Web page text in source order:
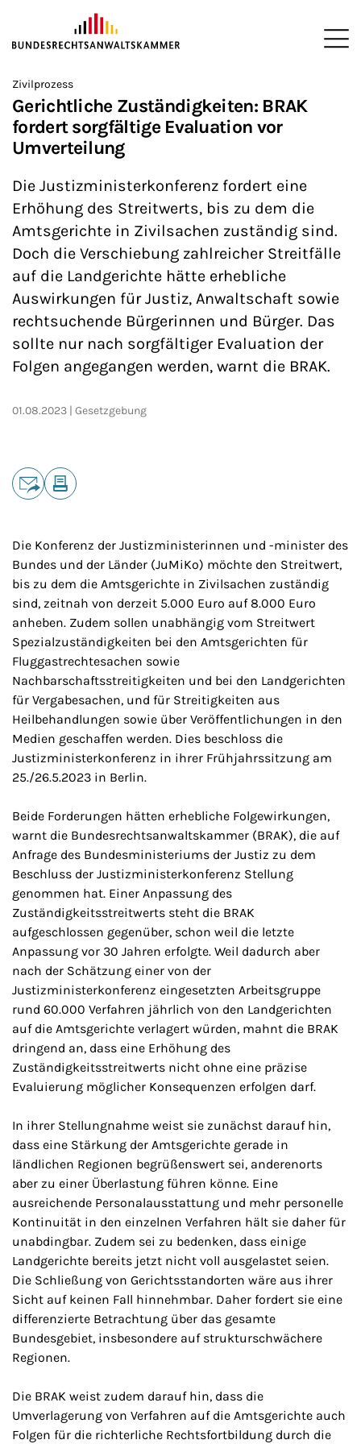
ZUM HAUPTINHALT SPRINGEN
Sie befinden sich hier:
>
Startseite
Zivilprozess
Gerichtliche Zuständigkeiten: BRAK
fordert sorgfältige Evaluation vor
Umverteilung
Die Justizministerkonferenz fordert eine
Erhöhung des Streitwerts, bis zu dem die
Amtsgerichte in Zivilsachen zuständig sind.
Doch die Verschiebung zahlreicher Streitfälle
auf die Landgerichte hätte erhebliche
Auswirkungen für Justiz, Anwaltschaft sowie
rechtsuchende Bürgerinnen und Bürger. Das
sollte nur nach sorgfältiger Evaluation der
Folgen angegangen werden, warnt die BRAK.
01.08.2023 Gesetzgebung
Teilen
Die Konferenz der Justizministerinnen und -minister des
Bundes und der Länder (JuMiKo) möchte den Streitwert,
bis zu dem die Amtsgerichte in Zivilsachen zuständig
sind, zeitnah von derzeit 5.000 Euro auf 8.000 Euro
anheben. Zudem sollen unabhängig vom Streitwert
Spezialzuständigkeiten bei den Amtsgerichten für
Fluggastrechtesachen sowie
Nachbarschaftsstreitigkeiten und bei den Landgerichten
für Vergabesachen, und für Streitigkeiten aus
Heilbehandlungen sowie über Veröffentlichungen in den
Medien geschaffen werden. Dies beschloss die
Justizministerkonferenz in ihrer Frühjahrssitzung am
25./26.5.2023 in Berlin.
Beide Forderungen hätten erhebliche Folgewirkungen,
warnt die Bundesrechtsanwaltskammer (BRAK), die auf
Anfrage des Bundesministeriums der Justiz zu dem
Beschluss der Justizministerkonferenz Stellung
genommen hat. Einer Anpassung des
Zuständigkeitsstreitwerts steht die BRAK
aufgeschlossen gegenüber, schon weil die letzte
Anpassung vor 30 Jahren erfolgte. Weil dadurch aber
nach der Schätzung einer von der
Justizministerkonferenz eingesetzten Arbeitsgruppe
rund 60.000 Verfahren jährlich von den Landgerichten
auf die Amtsgerichte verlagert würden, mahnt die BRAK
dringend an, dass eine Erhöhung des
Zuständigkeitsstreitwerts nicht ohne eine präzise
Evaluierung möglicher Konsequenzen erfolgen darf.
In ihrer Stellungnahme weist sie zunächst darauf hin,
dass eine Stärkung der Amtsgerichte gerade in
ländlichen Regionen begrüßenswert sei, anderenorts
aber zu einer Überlastung führen könne. Eine
ausreichende Personalausstattung und mehr personelle
Kontinuität in den einzelnen Verfahren hält sie daher für
unabdingbar. Zudem sei zu bedenken, dass einige
Landgerichte bereits jetzt nicht voll ausgelastet seien.
Die Schließung von Gerichtsstandorten wäre aus ihrer
Sicht auf keinen Fall hinnehmbar. Daher fordert sie eine
differenzierte Betrachtung über das gesamte
Bundesgebiet, insbesondere auf strukturschwächere
Regionen.
Die BRAK weist zudem darauf hin, dass die
Umverlagerung von Verfahren auf die Amtsgerichte auch
Folgen für die richterliche Rechtsfortbildung durch die